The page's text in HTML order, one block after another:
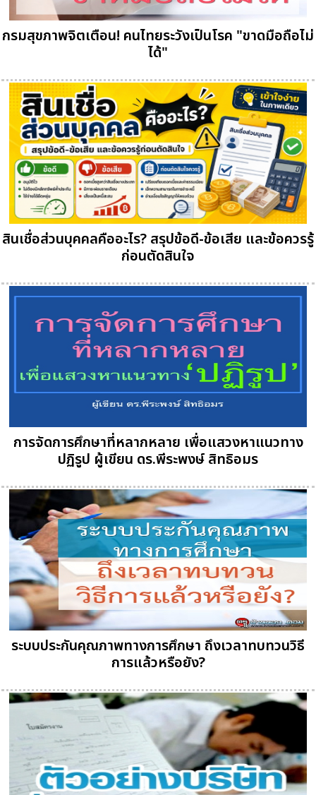
กรมสุขภาพจิตเตือน! คนไทยระวังเป็นโรค "ขาดมือถือไม่
ได้"
สินเชื่อส่วนบุคคลคืออะไร? สรุปข้อดี-ข้อเสีย และข้อควรรู้
ก่อนตัดสินใจ
การจัดการศึกษาที่หลากหลาย เพื่อแสวงหาแนวทาง
ปฏิรูป ผู้เขียน ดร.พีระพงษ์ สิทธิอมร
ระบบประกันคุณภาพทางการศึกษา ถึงเวลาทบทวนวิธี
การแล้วหรือยัง?